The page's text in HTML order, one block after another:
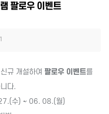
팔로우 이벤트
규 개설하여 팔로우 이벤트를
다.
수) ~ 06. 08.(월)